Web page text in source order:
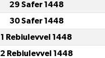
29 Safer 1448
30 Safer 1448
1 Rebiulevvel 1448
2 Rebiulevvel 1448